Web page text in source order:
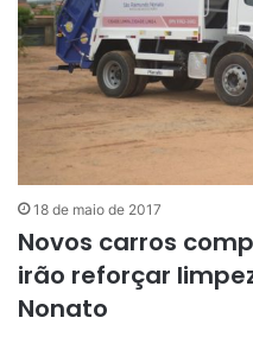
18 de maio de 2017
Novos carros
irão reforçar
Nonato